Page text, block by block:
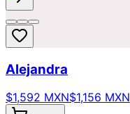
Alejandra
$1,592 MXN$1,156 MXN